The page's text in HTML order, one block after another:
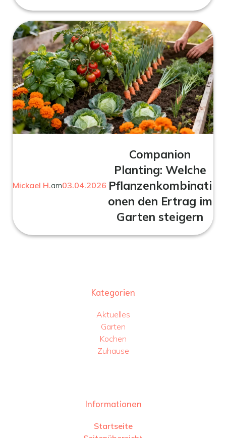
Mickael H.am03.04.2026
Companion
Planting: Welche
Pflanzenkombinati
onen den Ertrag im
Garten steigern
Kategorien
Aktuelles
Garten
Kochen
Zuhause
Informationen
Startseite